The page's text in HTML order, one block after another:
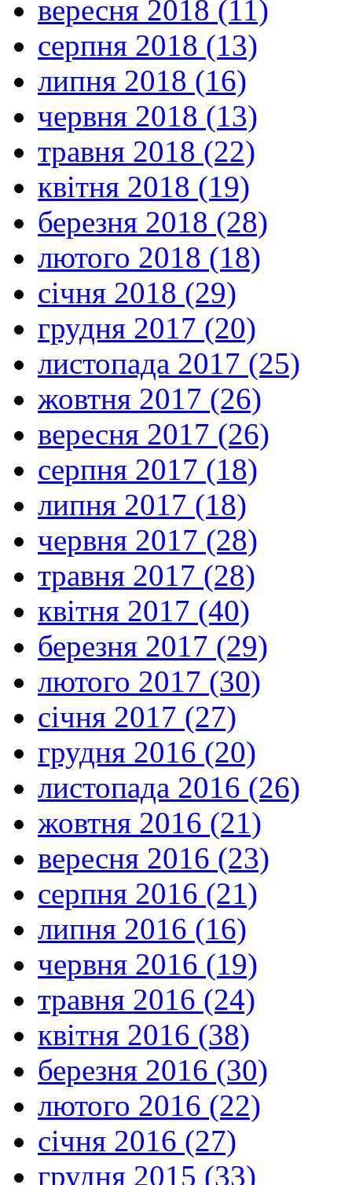
вересня 2018 (11)
серпня 2018 (13)
липня 2018 (16)
червня 2018 (13)
травня 2018 (22)
квітня 2018 (19)
березня 2018 (28)
лютого 2018 (18)
січня 2018 (29)
грудня 2017 (20)
листопада 2017 (25)
жовтня 2017 (26)
вересня 2017 (26)
серпня 2017 (18)
липня 2017 (18)
червня 2017 (28)
травня 2017 (28)
квітня 2017 (40)
березня 2017 (29)
лютого 2017 (30)
січня 2017 (27)
грудня 2016 (20)
листопада 2016 (26)
жовтня 2016 (21)
вересня 2016 (23)
серпня 2016 (21)
липня 2016 (16)
червня 2016 (19)
травня 2016 (24)
квітня 2016 (38)
березня 2016 (30)
лютого 2016 (22)
січня 2016 (27)
грудня 2015 (33)